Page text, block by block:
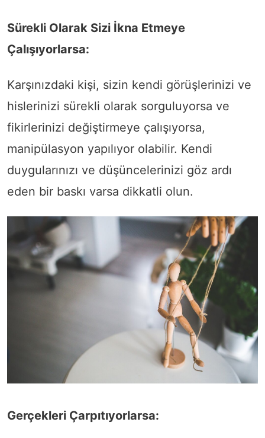
Sürekli Olarak Sizi İkna Etmeye
Çalışıyorlarsa:
Karşınızdaki kişi, sizin kendi görüşlerinizi ve
hislerinizi sürekli olarak sorguluyorsa ve
fikirlerinizi değiştirmeye çalışıyorsa,
manipülasyon yapılıyor olabilir. Kendi
duygularınızı ve düşüncelerinizi göz ardı
eden bir baskı varsa dikkatli olun.
Gerçekleri Çarpıtıyorlarsa: